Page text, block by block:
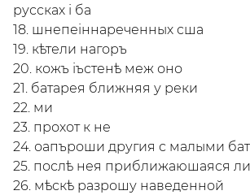
руссках i ба
18. шнепеiннареченных сша
19. кѣтели нагоръ
20. кожъ iъстенѣ меж оно
21. батарея ближняя у реки
22. ми
23. прохот к не
24. оапъроши другия с малыми
25. послѣ нея приближаюшаяся
26. мѣскѣ разрошу наведенной